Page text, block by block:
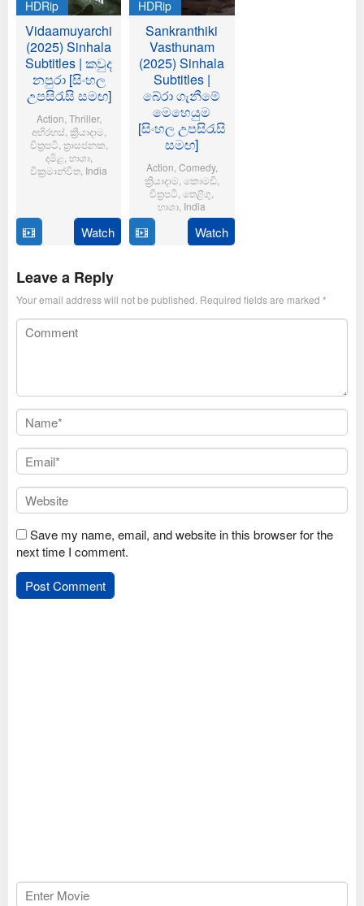
HDRip
Vidaamuyarchi
(2025) Sinhala
Subtitles | කවුද
නපුරා [සිංහල
උපසිරැසි සමඟ]
Action Thriller,
අභිරහස්, ක්‍රියාදාම
චිත්‍රපටි ත්‍රාසජනක
දමිළ භාශා,
වික්‍රමාන්විත India
Feb
2025
Thirumeni
Watch
HDRip
Sankranthiki
Vasthunam
(2025) Sinhala
Subtitles |
බේරා ගැනීමේ
මෙහෙයුම
[සිංහල උපසිරැසි
සමඟ]
Action Comedy,
ක්‍රියාදාම කොමඩි,
චිත්‍රපටි ,තෙළිගු
භාශා India
Jan
Anil
Ravipudi
Watch
Leave a Reply
Your email address will not be published. Required fields are marked *
Save my name, email, and website in this browser for the
next time I comment.